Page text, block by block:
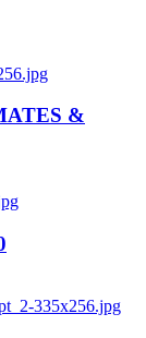
&
335x256.jpg